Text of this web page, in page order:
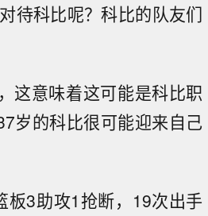
待科比呢？科比的队友们
这意味着这可能是科比职
岁的科比很可能迎来自己
板3助攻1抢断，19次出手